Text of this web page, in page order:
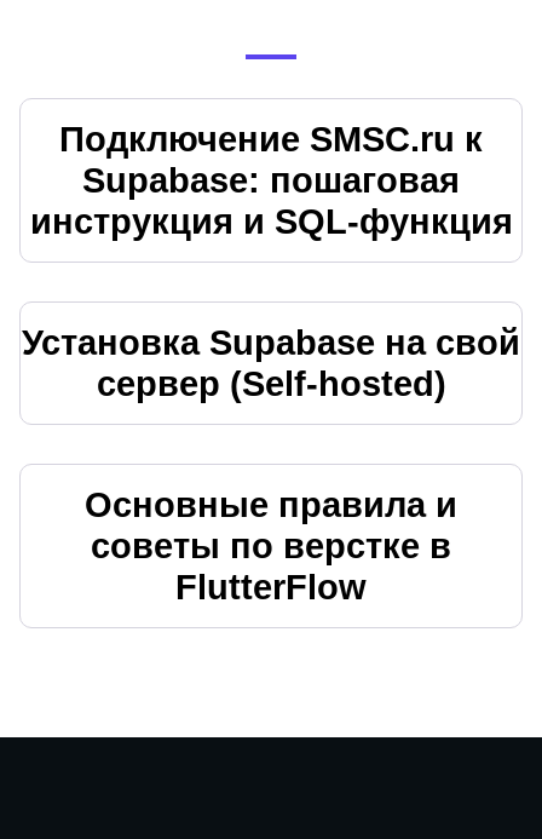
Подключение SMSC.ru к
Supabase: пошаговая
инструкция и SQL‑функция
Установка Supabase на свой
сервер (Self-hosted)
Основные правила и
советы по верстке в
FlutterFlow